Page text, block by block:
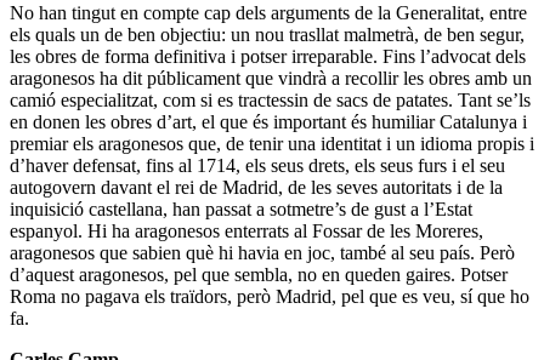
No han tingut en compte cap dels arguments de la Generalitat, entre
els quals un de ben objectiu: un nou trasllat malmetrà, de ben segur,
les obres de forma definitiva i potser irreparable. Fins l’advocat dels
aragonesos ha dit públicament que vindrà a recollir les obres amb un
camió especialitzat, com si es tractessin de sacs de patates. Tant se’ls
en donen les obres d’art, el que és important és humiliar Catalunya i
premiar els aragonesos que, de tenir una identitat i un idioma propis i
d’haver defensat, fins al 1714, els seus drets, els seus furs i el seu
autogovern davant el rei de Madrid, de les seves autoritats i de la
inquisició castellana, han passat a sotmetre’s de gust a l’Estat
espanyol. Hi ha aragonesos enterrats al Fossar de les Moreres,
aragonesos que sabien què hi havia en joc, també al seu país. Però
d’aquest aragonesos, pel que sembla, no en queden gaires. Potser
Roma no pagava els traïdors, però Madrid, pel que es veu, sí que ho
fa.